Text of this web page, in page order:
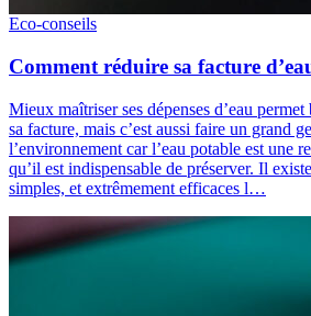
Eco-conseils
Comment réduire sa facture
Mieux maîtriser ses dépenses d’eau
sa facture, mais c’est aussi faire un grand
l’environnement car l’eau potable est une
qu’il est indispensable de préserver. Il
simples, et extrêmement efficaces l…